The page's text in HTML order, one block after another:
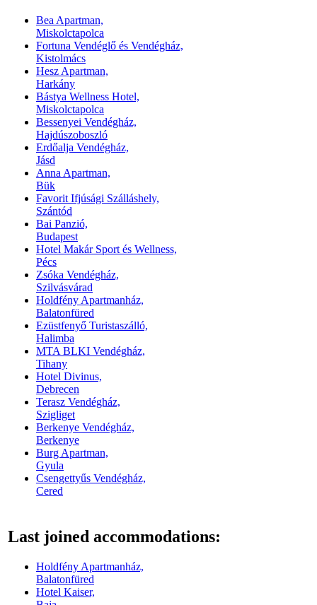
Bea Apartman,
Miskolctapolca
Fortuna Vendéglő és Vendégház,
Kistolmács
Hesz Apartman,
Harkány
Bástya Wellness Hotel,
Miskolctapolca
Bessenyei Vendégház,
Hajdúszoboszló
Erdőalja Vendégház,
Jásd
Anna Apartman,
Bük
Favorit Ifjúsági Szálláshely,
Szántód
Bai Panzió,
Budapest
Hotel Makár Sport és Wellness,
Pécs
Zsóka Vendégház,
Szilvásvárad
Holdfény Apartmanház,
Balatonfüred
Ezüstfenyő Turistaszálló,
Halimba
MTA BLKI Vendégház,
Tihany
Hotel Divinus,
Debrecen
Terasz Vendégház,
Szigliget
Berkenye Vendégház,
Berkenye
Burg Apartman,
Gyula
Csengettyűs Vendégház,
Cered
Last joined accommodations:
Holdfény Apartmanház,
Balatonfüred
Hotel Kaiser,